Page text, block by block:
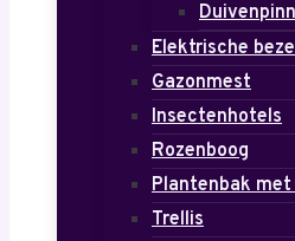
Elektrische
Gazonmest
Insectenhotels
Rozenboog
Plantenbak
Trellis